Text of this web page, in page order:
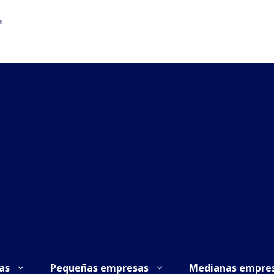
Pequeñas empresas Medianas